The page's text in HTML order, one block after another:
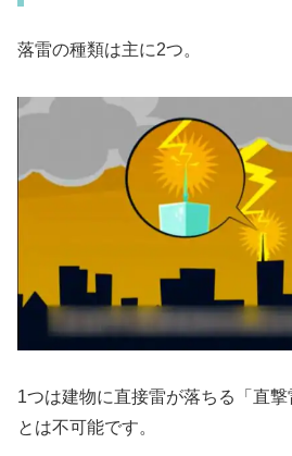
落雷の種類は主に2つ。
1つは建物に直接雷が落ちる「直
とは不可能です。